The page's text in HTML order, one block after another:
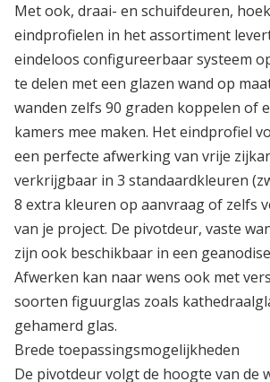
Met ook, draai- en schuifdeuren,
eindprofielen in het assortiment
eindeloos configureerbaar systeem
te delen met een glazen wand op
wanden zelfs 90 graden koppelen of
kamers mee maken. Het eindprofiel
een perfecte afwerking van vrije
verkrijgbaar in 3 standaardkleuren
8 extra kleuren op aanvraag of zelfs
van je project. De pivotdeur, vaste
zijn ook beschikbaar in een
Afwerken kan naar wens ook met
soorten figuurglas zoals
gehamerd glas.
Brede toepassingsmogelijkheden
De pivotdeur volgt de hoogte van de